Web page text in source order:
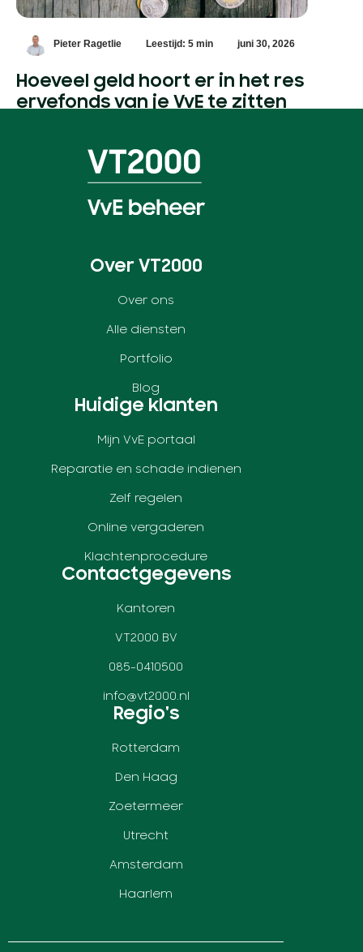
Pieter Ragetlie Leestijd: 5 min juni 30, 2026
Hoeveel geld hoort er in het res
ervefonds van je VvE te zitten
Over VT2000
Over ons
Alle diensten
Portfolio
Blog
Huidige klanten
Mijn VvE portaal
Reparatie en schade indienen
Zelf regelen
Online vergaderen
Klachtenprocedure
Contactgegevens
Kantoren
VT2000 BV
085-0410500
info@vt2000.nl
Regio's
Rotterdam
Den Haag
Zoetermeer
Utrecht
Amsterdam
Haarlem